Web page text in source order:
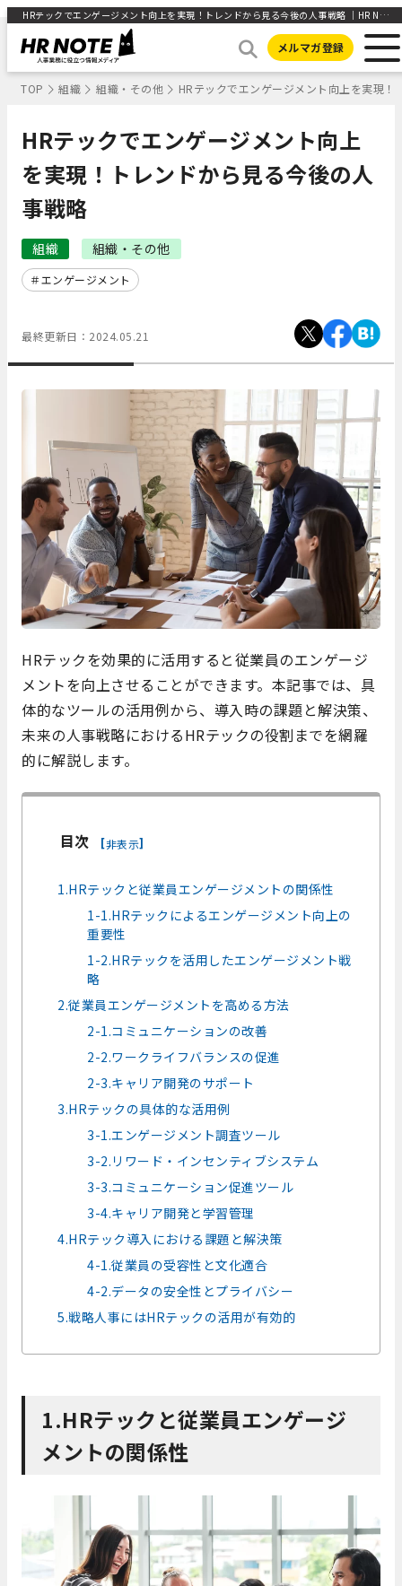
HRテックでエンゲージメント向上を実現！トレンドから見る今後の人事戦略 ｜HR NOTE
メルマガ登録
TOP 組織 組織・その他 HRテックでエンゲージメント向上を実現
HRテックでエンゲージメント向上
を実現！トレンドから見る今後の人
事戦略
組織 組織・その他
エンゲージメント
最終更新日： 2024.05.21
HRテックを効果的に活用すると従業員のエンゲージ
メントを向上させることができます。本記事では、具
体的なツールの活用例から、導入時の課題と解決策、
未来の人事戦略におけるHRテックの役割までを網羅
的に解説します。
目次 [非表示]
1.HRテックと従業員エンゲージメントの関係性
1-1.HRテックによるエンゲージメント向上の
重要性
1-2.HRテックを活用したエンゲージメント戦
略
2.従業員エンゲージメントを高める方法
2-1.コミュニケーションの改善
2-2.ワークライフバランスの促進
2-3.キャリア開発のサポート
3.HRテックの具体的な活用例
3-1.エンゲージメント調査ツール
3-2.リワード・インセンティブシステム
3-3.コミュニケーション促進ツール
3-4.キャリア開発と学習管理
4.HRテック導入における課題と解決策
4-1.従業員の受容性と文化適合
4-2.データの安全性とプライバシー
5.戦略人事にはHRテックの活用が有効的
1.HRテックと従業員エンゲージ
メントの関係性